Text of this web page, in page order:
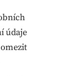
údaje